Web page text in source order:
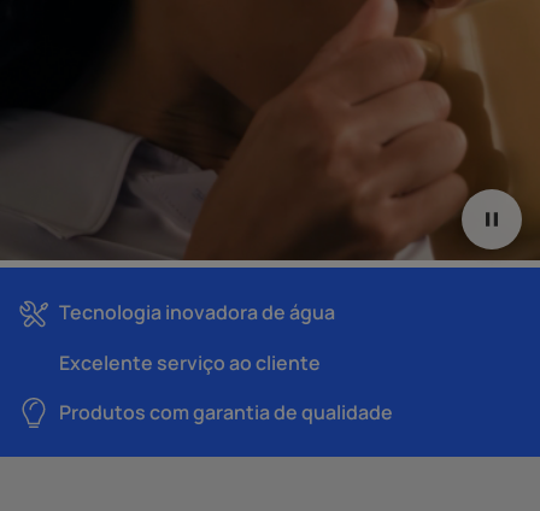
Tecnologia inovadora de água
Excelente serviço ao cliente
Produtos com garantia de qualidade